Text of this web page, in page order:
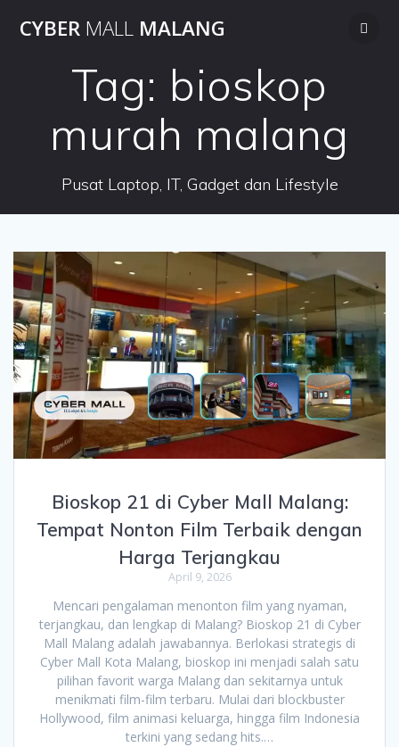
to
CYBER MALL MALANG
Tag: bioskop
murah malang
Pusat Laptop, IT, Gadget dan Lifestyle
Bioskop 21 di Cyber Mall Malang:
Tempat Nonton Film Terbaik dengan
Harga Terjangkau
April 9, 2026
Mencari pengalaman menonton film yang nyaman,
terjangkau, dan lengkap di Malang? Bioskop 21 di Cyber
Mall Malang adalah jawabannya. Berlokasi strategis di
Cyber Mall Kota Malang, bioskop ini menjadi salah satu
pilihan favorit warga Malang dan sekitarnya untuk
menikmati film-film terbaru. Mulai dari blockbuster
Hollywood, film animasi keluarga, hingga film Indonesia
terkini yang sedang hits.…